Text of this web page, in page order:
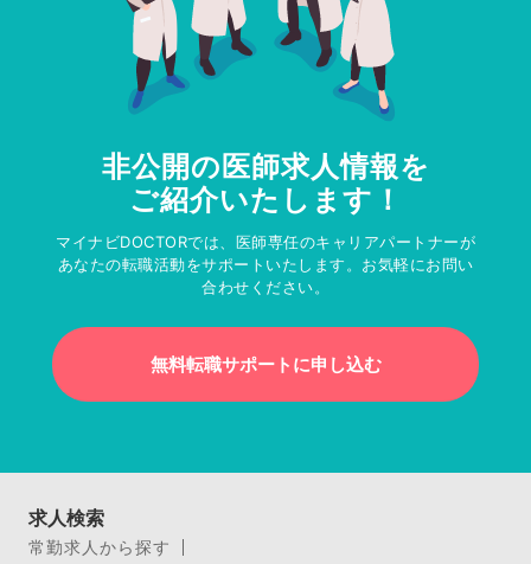
非公開の医師求人情報を
ご紹介いたします！
マイナビDOCTORでは、医師専任のキャリアパートナーが
あなたの転職活動をサポートいたします。お気軽にお問い
合わせください。
無料転職サポートに申し込む
求人検索
常勤求人から探す